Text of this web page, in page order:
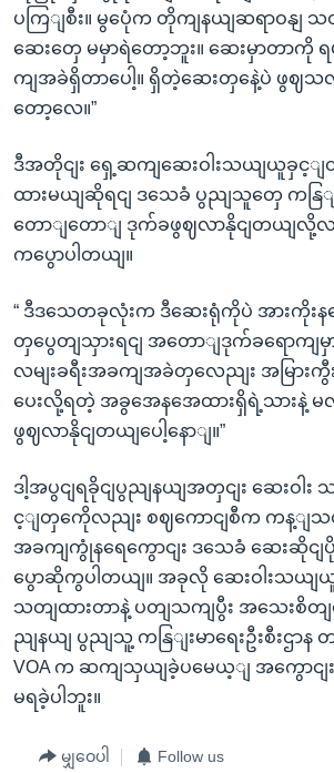
ပကြျစီး။ မွပေုံက တိုကျနယျဆရာဝနျ သ
ဆေးတှေ မမှာရဲတော့ဘူး။ ဆေးမှာတာကို ရ
ကျအခဲရှိတာပေါ့။ ရှိတဲ့ဆေးတှနေဲ့ပဲ ဖွဈ
တော့လေ။”
ဒီအတိုငျး ရှေ့ဆကျဆေးဝါးသယျယူခှ
ထားမယျဆိုရငျ ဒသေခံ ပွညျသူတှေ ကနြ
တောျတောျ ဒုက်ခဖွဈလာနိုငျတယျလို့လ
ကပွောပါတယျ။
“ ဒီဒသေတခုလုံးက ဒီဆေးရုံကိုပဲ အားကိုး
တှပွေတျသှားရငျ အတောျဒုက်ခရောကျမှ
လမျးခရီးအခကျအခဲတှလေညျး အမြားကွီး
ပေးလို့ရတဲ့ အခွအေနအေထားရှိရဲ့သားနဲ့ မလု
ဖွဈလာနိုငျတယျပေါ့နောျ။”
ဒါ့အပွငျရခိုငျပွညျနယျအတှငျး ဆေးဝါး
င့ျတှကေိုလညျး စဈကောငျစီက ကန့ျသ
အခကျကွုံနရေကွောငျး ဒသေခံ ဆေးဆိုငျ
ပွောဆိုကွပါတယျ။ အခုလို ဆေးဝါးသယ
သတျထားတာနဲ့ ပတျသကျပွီး အသေးစိတျမ
ညျနယျ ပွညျသူ့ ကနြျးမာရေးဦးစီးဌာ
VOA က ဆကျသှယျခဲ့ပမေယ့ျ အကွောငျ
မရခဲ့ပါဘူး။
မျှဝေပါ Follow us